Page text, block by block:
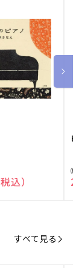
込）
ピ
販
売
㈱
すべて見る